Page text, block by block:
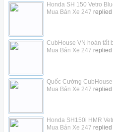
Honda SH 150 Vetro
Mua Bán Xe 247 replied
CubHouse VN hoàn tất
Mua Bán Xe 247 replied
Quốc Cường
Mua Bán Xe 247 replied
Honda SH150i HMR
Mua Bán Xe 247 replied